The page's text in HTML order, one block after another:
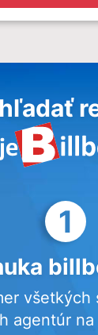
1
všetkých
agentúr